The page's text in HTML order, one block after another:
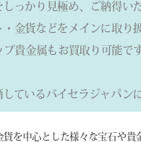
っかり見極め、ご納得い
金貨などをメインに取り
プ貴金属もお買取り可能です
ているバイセラジャパン
を中心とした様々な宝石や貴